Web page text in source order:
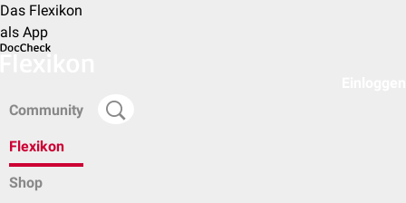
Das Flexikon
als App
Community
Flexikon
Shop